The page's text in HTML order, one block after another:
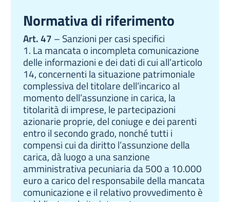
Normativa di riferimento
Art. 47 – Sanzioni per casi specifici
1. La mancata o incompleta comunicazione
delle informazioni e dei dati di cui all’articolo
14, concernenti la situazione patrimoniale
complessiva del titolare dell’incarico al
momento dell’assunzione in carica, la
titolarità di imprese, le partecipazioni
azionarie proprie, del coniuge e dei parenti
entro il secondo grado, nonché tutti i
compensi cui da diritto l’assunzione della
carica, dà luogo a una sanzione
amministrativa pecuniaria da 500 a 10.000
euro a carico del responsabile della mancata
comunicazione e il relativo provvedimento è